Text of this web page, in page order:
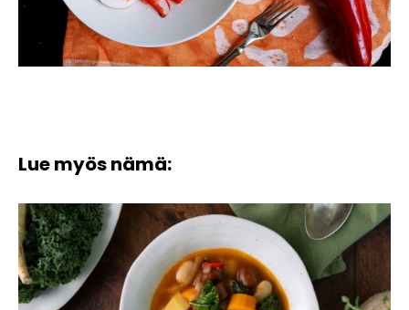
Lue myös nämä: